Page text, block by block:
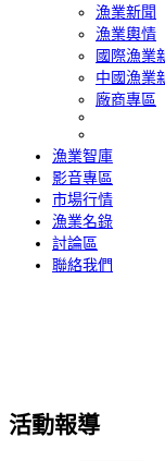
漁業新聞
漁業輿情
國際漁業
中國漁業
廠商專區
漁業智庫
影音專區
市場行情
漁業名錄
討論區
聯絡我們
活動報導